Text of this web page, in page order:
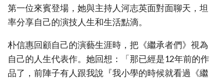
第一位來賓登場，她與主持人河志英面對面聊天，坦
率分享自己的演技人生和生活點滴。
朴信惠回顧自己的演藝生涯時，把《繼承者們》視為
自己的人生代表作。她回想：「那已經是12年前的作
品了，前陣子有人跟我說『我小學的時候就看過《繼